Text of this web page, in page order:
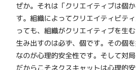
ぜか。それは「クリエイティブは個
す。組織によってクリエイティビテ
っても、組織がクリエイティブを生
生み出すのは必ず、個です。その個
なのが心理的安全性です。そして対局
だからこそネクスキャットは心理的